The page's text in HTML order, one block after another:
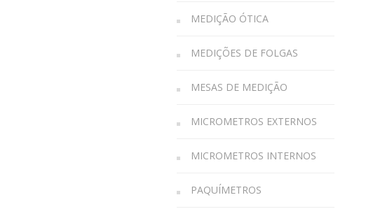
MEDIÇÃO ÓTICA
MEDIÇÕES DE FOLGAS
MESAS DE MEDIÇÃO
MICROMETROS EXTERNOS
MICROMETROS INTERNOS
PAQUÍMETROS